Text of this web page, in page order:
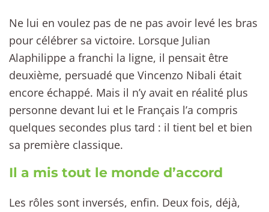
Ne lui en voulez pas de ne pas avoir levé les bras
pour célébrer sa victoire. Lorsque Julian
Alaphilippe a franchi la ligne, il pensait être
deuxième, persuadé que Vincenzo Nibali était
encore échappé. Mais il n’y avait en réalité plus
personne devant lui et le Français l’a compris
quelques secondes plus tard : il tient bel et bien
sa première classique.
Il a mis tout le monde d’accord
Les rôles sont inversés, enfin. Deux fois, déjà,